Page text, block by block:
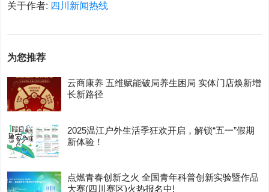
关于作者: 四川新闻热线
为您推荐
云商康养 五维赋能破局养生困局 实体门店焕新增
长新路径
2025温江户外生活季狂欢开启，解锁“五一”假期
新体验！
点燃青春创新之火 全国青年科普创新实验暨作品
大赛(四川赛区)火热报名中!